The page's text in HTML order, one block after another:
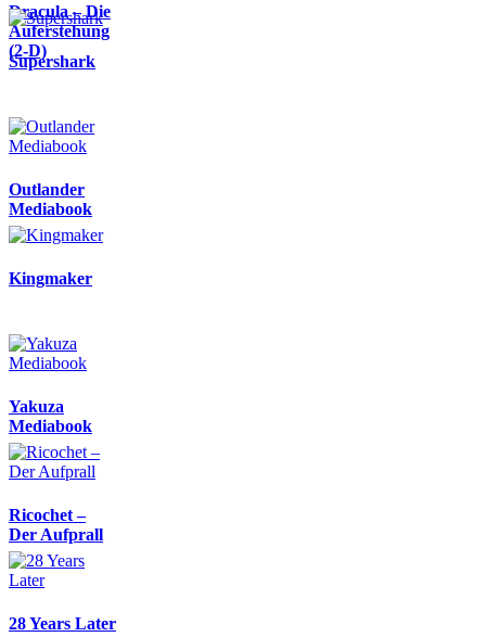
Dracula – Die
Auferstehung
(2-D)
Supershark
Outlander
Mediabook
Kingmaker
Yakuza
Mediabook
Ricochet –
Der Aufprall
28 Years Later